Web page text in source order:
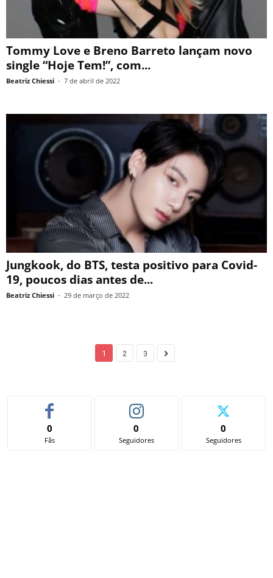
Tommy Love e Breno Barreto lançam novo
single “Hoje Tem!”, com...
Beatriz Chiessi - 7 de abril de 2022
Jungkook, do BTS, testa positivo para Covid-
19, poucos dias antes de...
Beatriz Chiessi - 29 de março de 2022
1 2 3
0
Fãs
0
Seguidores
0
Seguidores